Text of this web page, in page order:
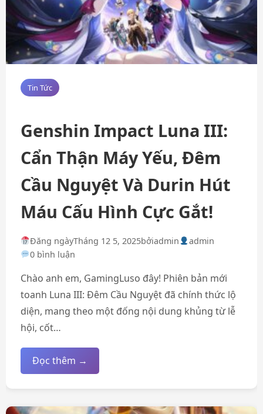
Tin Tức
Genshin Impact Luna III:
Cẩn Thận Máy Yếu, Đêm
Cầu Nguyệt Và Durin Hút
Máu Cấu Hình Cực Gắt!
Đăng ngàyTháng 12 5, 2025bởiadmin
admin
0 bình luận
Chào anh em, GamingLuso đây! Phiên bản mới
toanh Luna III: Đêm Cầu Nguyệt đã chính thức lộ
diện, mang theo một đống nội dung khủng từ lễ
hội, cốt…
Đọc thêm →